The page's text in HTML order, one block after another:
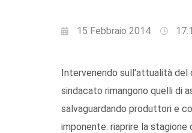
15 Febbraio 2014
Intervenendo sull'attualità del
sindacato rimangono quelli di
salvaguardando produttori e
imponente: riaprire la